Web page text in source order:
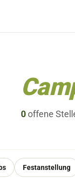
0offene
Festanstellung